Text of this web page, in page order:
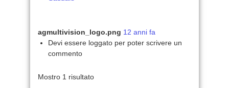
agmultivision_logo.png 12 anni fa
Devi essere loggato per poter scrivere un
commento
Mostro 1 risultato